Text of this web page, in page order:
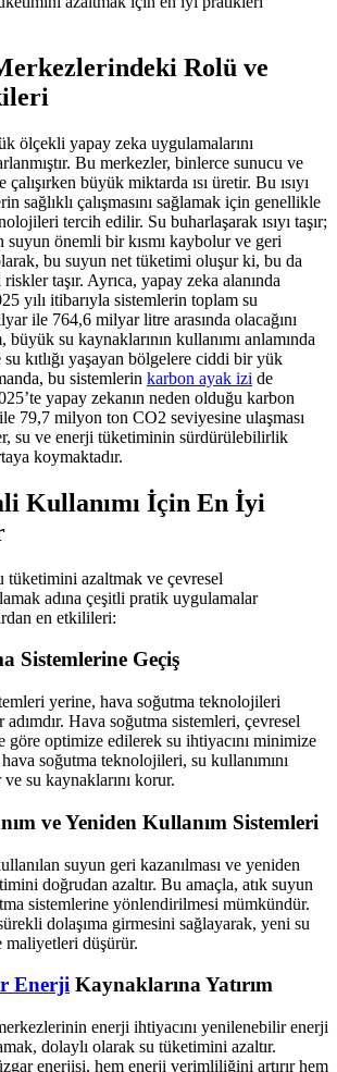
Rolü ve
ölçekli yapay zeka uygulamalarını
Bu merkezler, binlerce sunucu ve
büyük miktarda ısı üretir. Bu ısıyı
sağlıklı çalışmasını sağlamak için genellikle
tercih edilir. Su buharlaşarak ısıyı taşır;
suyun önemli bir kısmı kaybolur ve geri
bu suyun net tüketimi oluşur ki, bu da
taşır. Ayrıca, yapay zeka alanında
yılı itibarıyla sistemlerin toplam su
ile 764,6 milyar litre arasında olacağını
su kaynaklarının kullanımı anlamında
kıtlığı yaşayan bölgelere ciddi bir yük
bu sistemlerin karbon ayak izi de
yapay zekanın neden olduğu karbon
79,7 milyon ton CO2 seviyesine ulaşması
su ve enerji tüketiminin sürdürülebilirlik
koymaktadır.
Kullanımı İçin En İyi
tüketimini azaltmak ve çevresel
adına çeşitli pratik uygulamalar
en etkilileri:
Sistemlerine Geçiş
yerine, hava soğutma teknolojileri
Hava soğutma sistemleri, çevresel
optimize edilerek su ihtiyacını minimize
soğutma teknolojileri, su kullanımını
su kaynaklarını korur.
ve Yeniden Kullanım Sistemleri
suyun geri kazanılması ve yeniden
doğrudan azaltır. Bu amaçla, atık suyun
sistemlerine yönlendirilmesi mümkündür.
dolaşıma girmesini sağlayarak, yeni su
maliyetleri düşürür.
Enerji Kaynaklarına Yatırım
enerji ihtiyacını yenilenebilir enerji
dolaylı olarak su tüketimini azaltır.
enerjisi, hem enerji verimliliğini artırır hem